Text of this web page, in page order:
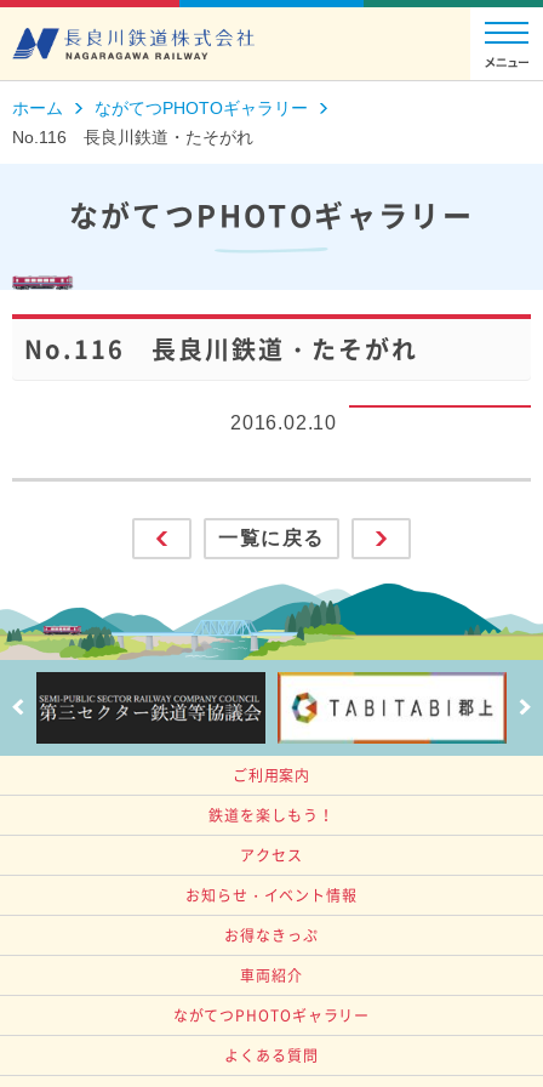
ホーム
ながてつPHOTOギャラリー
No.116 長良川鉄道・たそがれ
ながてつPHOTOギャラリー
No.116 長良川鉄道・たそがれ
2016.02.10
一覧に戻る
ご利用案内
鉄道を楽しもう！
アクセス
お知らせ・イベント情報
お得なきっぷ
車両紹介
ながてつPHOTOギャラリー
よくある質問